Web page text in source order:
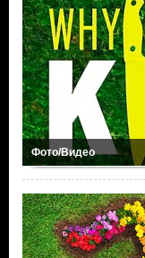
Фото/Видео